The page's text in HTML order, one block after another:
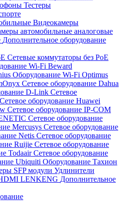
Тестеры
Видеокамеры
автомобильные аналоговые
Дополнительное оборудование
Сетевые коммутаторы без РоЕ
Wi-Fi Beward
Оборудование Wi-Fi Optimus
Сетевое оборудование Dahua
D-Link Сетевое
Сетевое оборудование Huawei
Сетевое оборудование IP-COM
Сетевое оборудование
Mercusys Сетевое оборудование
Netis Сетевое оборудование
Ruijie Сетевое оборудование
TodaairСетевое оборудование
Ubiquiti Оборудование Тахион
SFP модули Удлинители
LENKENG Дополнительное